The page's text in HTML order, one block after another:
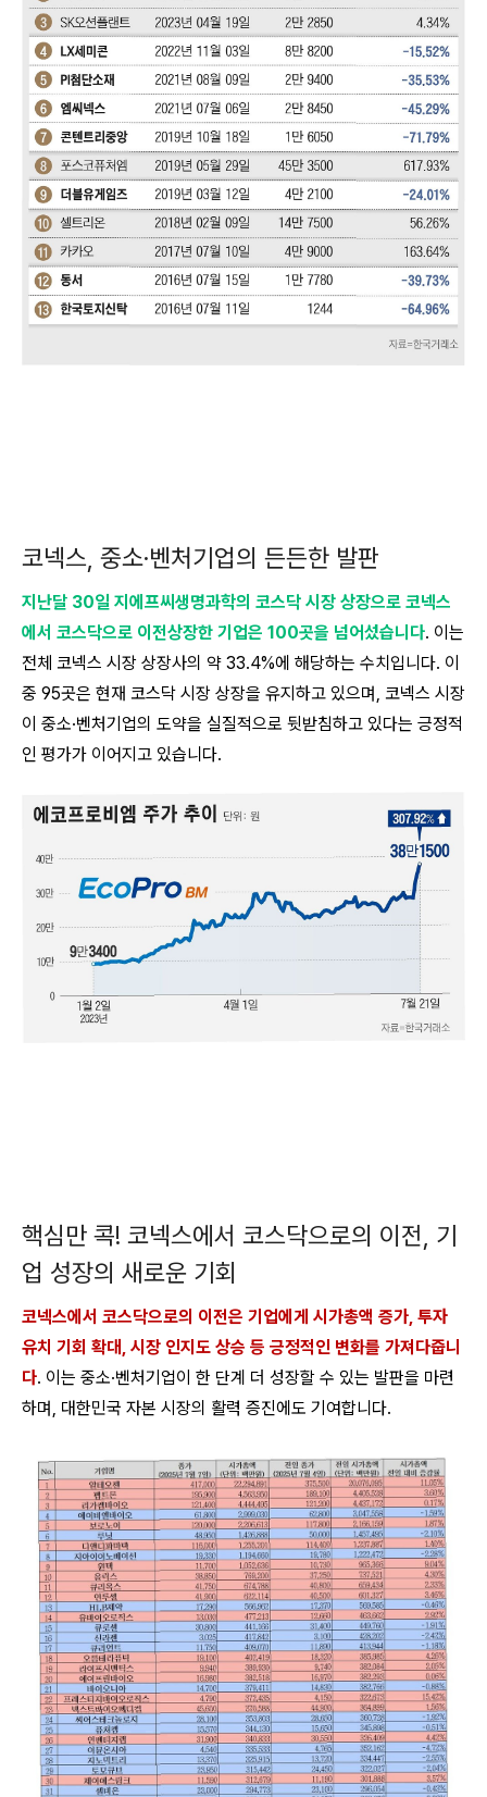
코넥스, 중소·벤처기업의 든든한 발판
지난달 30일 지에프씨생명과학의 코스닥 시장 상장으로 코넥스
에서 코스닥으로 이전상장한 기업은 100곳을 넘어섰습니다. 이는
전체 코넥스 시장 상장사의 약 33.4%에 해당하는 수치입니다. 이
중 95곳은 현재 코스닥 시장 상장을 유지하고 있으며, 코넥스 시장
이 중소·벤처기업의 도약을 실질적으로 뒷받침하고 있다는 긍정적
인 평가가 이어지고 있습니다.
핵심만 콕! 코넥스에서 코스닥으로의 이전, 기
업 성장의 새로운 기회
코넥스에서 코스닥으로의 이전은 기업에게 시가총액 증가, 투자
유치 기회 확대, 시장 인지도 상승 등 긍정적인 변화를 가져다줍니
다. 이는 중소·벤처기업이 한 단계 더 성장할 수 있는 발판을 마련
하며, 대한민국 자본 시장의 활력 증진에도 기여합니다.